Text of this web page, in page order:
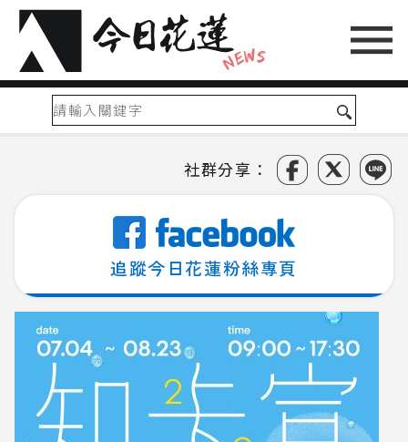
社群分享：
追蹤今日花蓮粉絲專頁